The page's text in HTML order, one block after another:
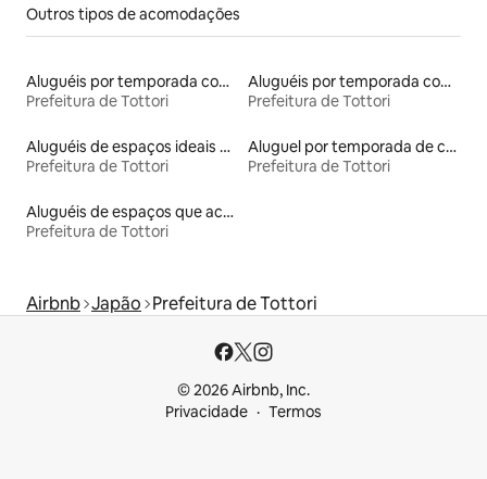
Outros tipos de acomodações
Aluguéis por temporada com café da manhã
Prefeitura de Tottori
Aluguéis por temporada com banheira de hidromassagem
Prefeitura de Tottori
Aluguéis de espaços ideais para famílias
Prefeitura de Tottori
Aluguel por temporada de casas de hóspedes
Prefeitura de Tottori
Aluguéis de espaços que aceitam animais de estimação
Prefeitura de Tottori
Airbnb Japão Prefeitura de Tottori
© 2026 Airbnb, Inc.
Privacidade
Termos